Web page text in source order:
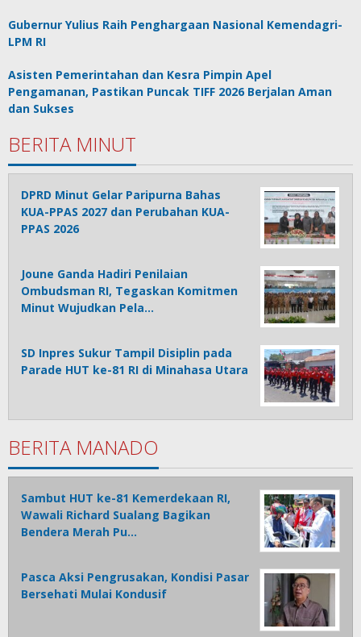
Gubernur Yulius Raih Penghargaan Nasional Kemendagri-
LPM RI
Asisten Pemerintahan dan Kesra Pimpin Apel
Pengamanan, Pastikan Puncak TIFF 2026 Berjalan Aman
dan Sukses
BERITA MINUT
DPRD Minut Gelar Paripurna Bahas
KUA-PPAS 2027 dan Perubahan KUA-
PPAS 2026
Joune Ganda Hadiri Penilaian
Ombudsman RI, Tegaskan Komitmen
Minut Wujudkan Pela…
SD Inpres Sukur Tampil Disiplin pada
Parade HUT ke-81 RI di Minahasa Utara
BERITA MANADO
Sambut HUT ke-81 Kemerdekaan RI,
Wawali Richard Sualang Bagikan
Bendera Merah Pu…
Pasca Aksi Pengrusakan, Kondisi Pasar
Bersehati Mulai Kondusif